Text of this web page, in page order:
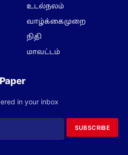
உடல்நலம்
வாழ்க்கைமுறை
நிதி
மாவட்டம்
in your inbox
SUBSCRIBE